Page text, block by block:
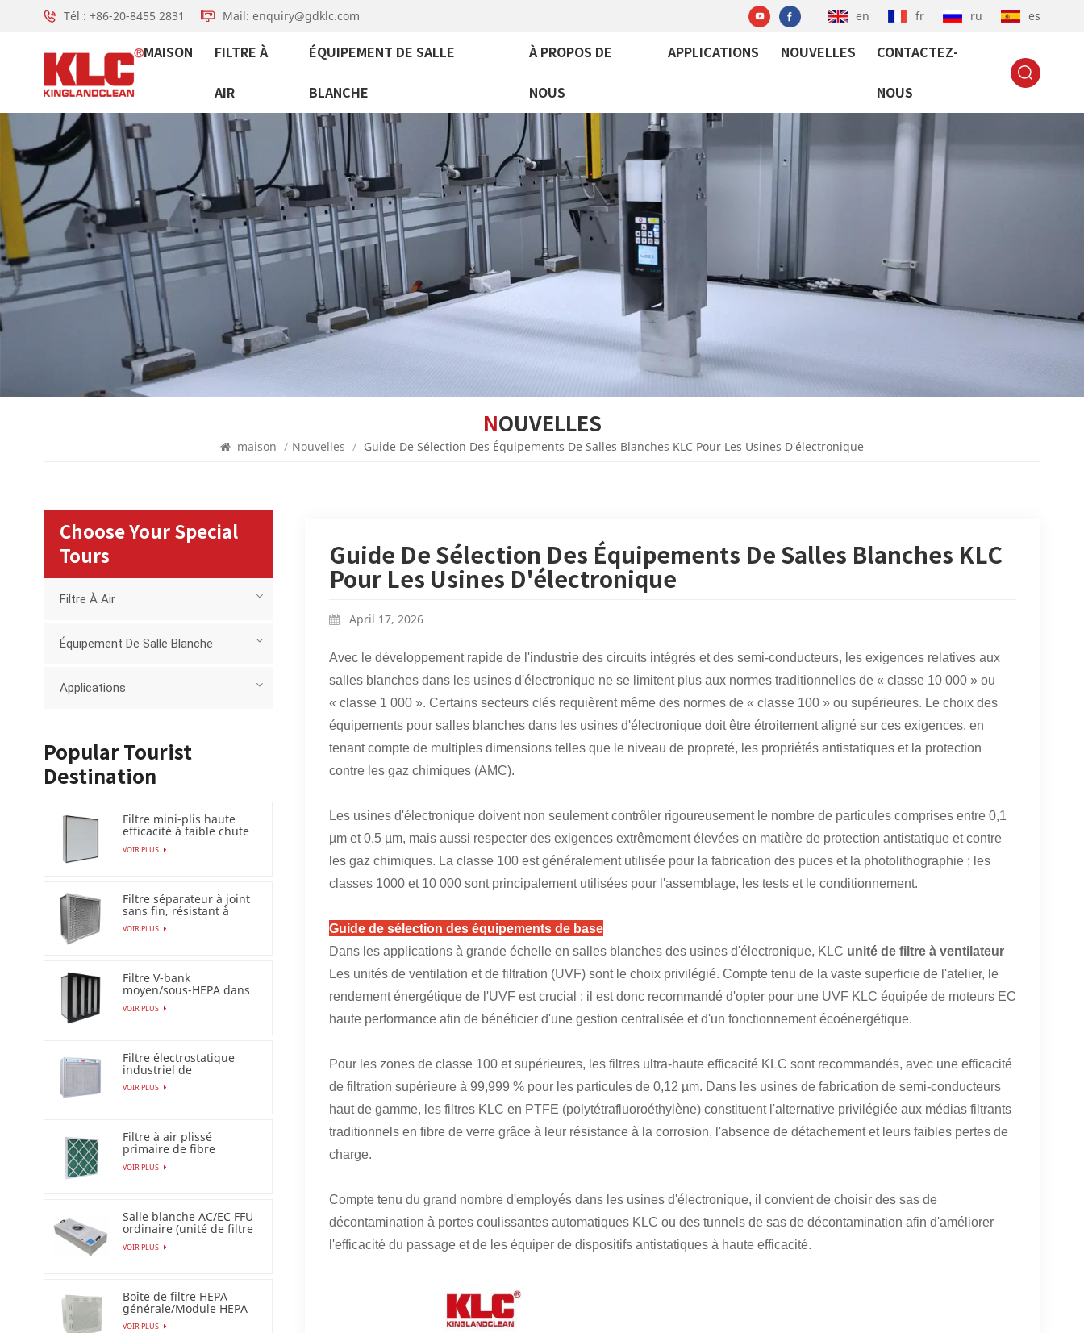
Tél : +86-20-8455 2831 Mail: enquiry@gdklc.com en fr ru es
MAISON FILTRE À
AIR
ÉQUIPEMENT DE SALLE
BLANCHE
À PROPOS DE
NOUS
APPLICATIONS NOUVELLES CONTACTEZ-
NOUS
NOUVELLES
maison / Nouvelles / Guide De Sélection Des Équipements De Salles Blanches KLC Pour Les Usines D'électronique
Guide De Sélection Des Équipements De Salles Blanches KLC
Pour Les Usines D'électronique
April 17, 2026
Avec le développement rapide de l'industrie des circuits intégrés et des semi-conducteurs, les exigences relatives aux
salles blanches dans les usines d'électronique ne se limitent plus aux normes traditionnelles de « classe 10 000 » ou
« classe 1 000 ». Certains secteurs clés requièrent même des normes de « classe 100 » ou supérieures. Le choix des
équipements pour salles blanches dans les usines d'électronique doit être étroitement aligné sur ces exigences, en
tenant compte de multiples dimensions telles que le niveau de propreté, les propriétés antistatiques et la protection
contre les gaz chimiques (AMC).
Les usines d'électronique doivent non seulement contrôler rigoureusement le nombre de particules comprises entre 0,1
µm et 0,5 µm, mais aussi respecter des exigences extrêmement élevées en matière de protection antistatique et contre
les gaz chimiques. La classe 100 est généralement utilisée pour la fabrication des puces et la photolithographie ; les
classes 1000 et 10 000 sont principalement utilisées pour l'assemblage, les tests et le conditionnement.
Guide de sélection des équipements de base
Dans les applications à grande échelle en salles blanches des usines d'électronique, KLC unité de filtre à ventilateur
Les unités de ventilation et de filtration (UVF) sont le choix privilégié. Compte tenu de la vaste superficie de l'atelier, le
rendement énergétique de l'UVF est crucial ; il est donc recommandé d'opter pour une UVF KLC équipée de moteurs EC
haute performance afin de bénéficier d'une gestion centralisée et d'un fonctionnement écoénergétique.
Pour les zones de classe 100 et supérieures, les filtres ultra-haute efficacité KLC sont recommandés, avec une efficacité
de filtration supérieure à 99,999 % pour les particules de 0,12 µm. Dans les usines de fabrication de semi-conducteurs
haut de gamme, les filtres KLC en PTFE (polytétrafluoroéthylène) constituent l'alternative privilégiée aux médias filtrants
traditionnels en fibre de verre grâce à leur résistance à la corrosion, l'absence de détachement et leurs faibles pertes de
charge.
Compte tenu du grand nombre d'employés dans les usines d'électronique, il convient de choisir des sas de
décontamination à portes coulissantes automatiques KLC ou des tunnels de sas de décontamination afin d'améliorer
l'efficacité du passage et de les équiper de dispositifs antistatiques à haute efficacité.
Choose Your Special
Tours
Filtre À Air
Équipement De Salle Blanche
Applications
Popular Tourist
Destination
Filtre mini-plis haute
efficacité à faible chute
de pression (HEPA
/ULPA)
VOIR PLUS
Filtre séparateur à joint
sans fin, résistant à
l'humidité à 100 %
VOIR PLUS
Filtre V-bank
moyen/sous-HEPA dans
un cadre en plastique
VOIR PLUS
Filtre électrostatique
industriel de
précipitateur pour le
filtre à air Esp
VOIR PLUS
Filtre à air plissé
primaire de fibre
synthétique pour
industriel
VOIR PLUS
Salle blanche AC/EC FFU
ordinaire (unité de filtre
de ventilateur)
VOIR PLUS
Boîte de filtre HEPA
générale/Module HEPA
terminal
VOIR PLUS